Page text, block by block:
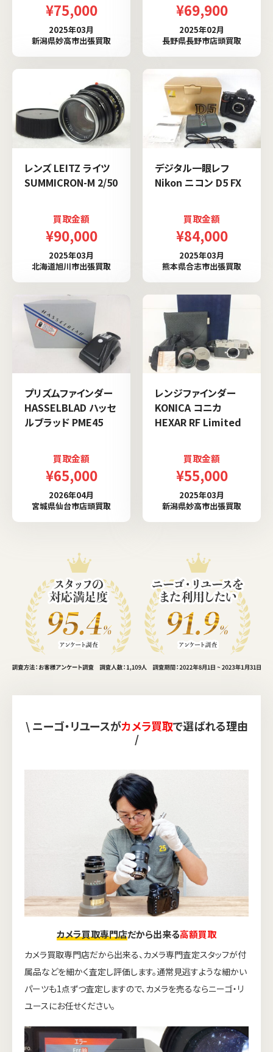
¥75,000
2025年03月
新潟県妙高市出張買取
¥69,900
2025年02月
長野県長野市店頭買取
レンズ LEITZ ライツ
SUMMICRON-M 2/50
買取金額
¥90,000
2025年03月
北海道旭川市出張買取
デジタル一眼レフ
Nikon ニコン D5 FX
買取金額
¥84,000
2025年03月
熊本県合志市出張買取
プリズムファインダー
HASSELBLAD ハッセ
ルブラッド PME45
買取金額
¥65,000
2026年04月
宮城県仙台市店頭買取
レンジファインダー
KONICA コニカ
HEXAR RF Limited
買取金額
¥55,000
2025年03月
新潟県妙高市出張買取
\ ニーゴ・リユースがカメラ買取で選ばれる理由
/
カメラ買取専門店だから出来る高額買取
カメラ買取専門店だから出来る、カメラ専門査定スタッフが付
属品などを細かく査定し評価します。通常見逃すような細かい
パーツも1点ずつ査定しますので、カメラを売るならニーゴ・リ
ユースにお任せください。